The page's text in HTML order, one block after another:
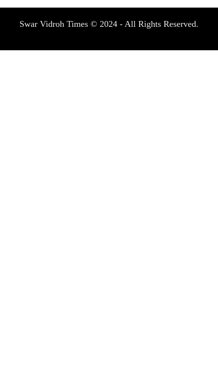
Swar Vidroh Times © 2024 - All Rights Reserved.